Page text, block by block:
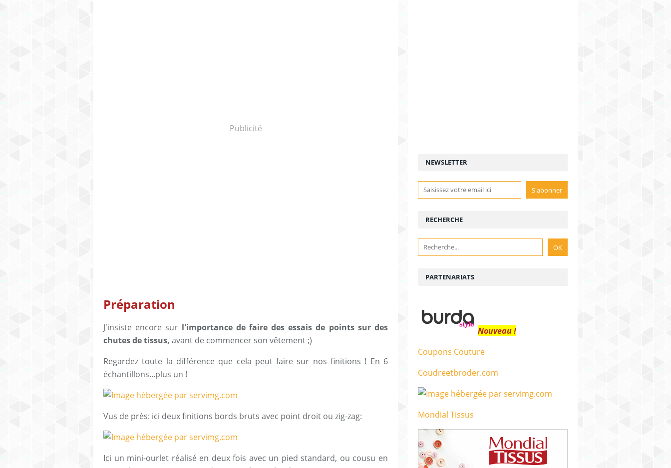
Publicité
Préparation
J'insiste encore sur l'importance de faire des essais de points sur des
chutes de tissus, avant de commencer son vêtement ;)
Regardez toute la différence que cela peut faire sur nos finitions ! En 6
échantillons...plus un !
Vus de près: ici deux finitions bords bruts avec point droit ou zig-zag:
Ici un mini-ourlet réalisé en deux fois avec un pied standard, ou cousu en
NEWSLETTER
RECHERCHE
PARTENARIATS
Nouveau !
Coupons Couture
Coudreetbroder.com
Mondial Tissus